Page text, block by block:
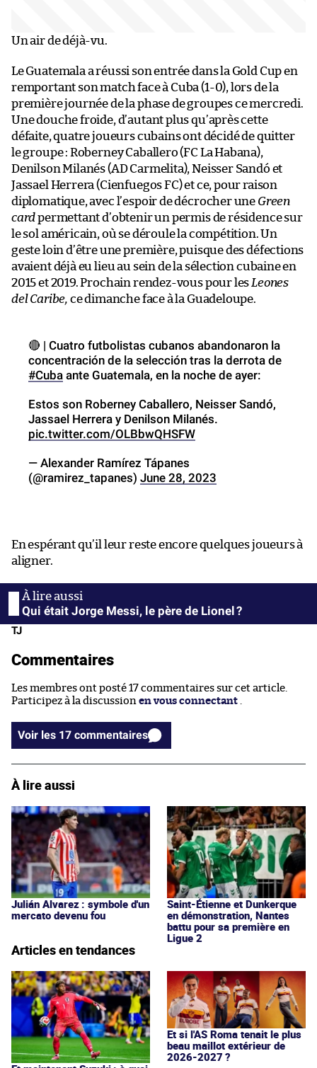
Un air de déjà-vu.
Le Guatemala a réussi son entrée dans la Gold Cup en
remportant son match face à Cuba (1-0), lors de la
première journée de la phase de groupes ce mercredi.
Une douche froide, d’autant plus qu’après cette
défaite, quatre joueurs cubains ont décidé de quitter
le groupe : Roberney Caballero (FC La Habana),
Denilson Milanés (AD Carmelita), Neisser Sandó et
Jassael Herrera (Cienfuegos FC) et ce, pour raison
diplomatique, avec l’espoir de décrocher une Green
cardpermettant d’obtenir un permis de résidence sur
le sol américain, où se déroule la compétition. Un
geste loin d’être une première, puisque des défections
avaient déjà eu lieu au sein de la sélection cubaine en
2015 et 2019. Prochain rendez-vous pour les Leones
del Caribe, ce dimanche face à la Guadeloupe.
🔴 | Cuatro futbolistas cubanos abandonaron la
concentración de la selección tras la derrota de
#Cuba ante Guatemala, en la noche de ayer:
Estos son Roberney Caballero, Neisser Sandó,
Jassael Herrera y Denilson Milanés.
pic.twitter.com/OLBbwQHSFW
— Alexander Ramírez Tápanes
(@ramirez_tapanes) June 28, 2023
En espérant qu’il leur reste encore quelques joueurs à
aligner.
Qui était Jorge Messi, le père de Lionel ?
TJ
Commentaires
Les membres ont posté 17 commentaires sur cet article.
Participez à la discussion en vous connectant
Voir les 17 commentaires
À lire aussi
Julián Alvarez : symbole d'un
mercato devenu fou
Saint-Étienne et Dunkerque
en démonstration, Nantes
battu pour sa première en
Ligue 2
Articles en tendances
Et si l'AS Roma tenait le plus
beau maillot extérieur de
2026-2027 ?